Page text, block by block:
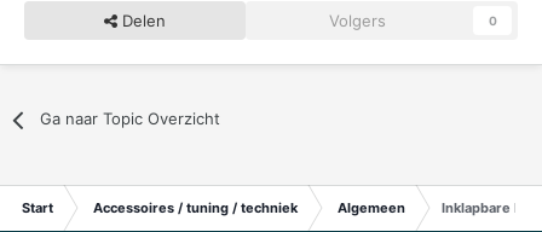
Delen Volgers 0
Ga naar Topic Overzicht
Start Accessoires / tuning / techniek Algemeen Inklapbare